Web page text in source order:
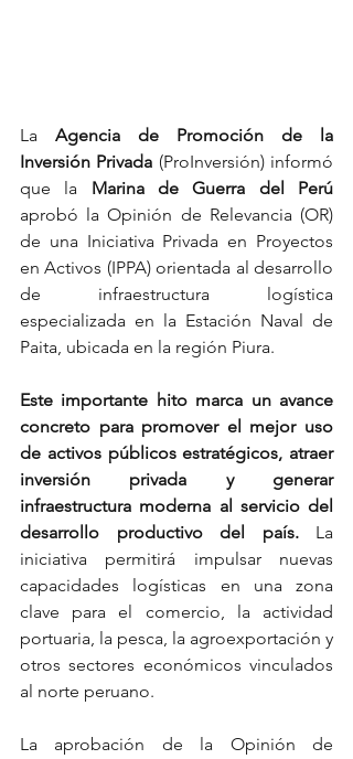
La Agencia de Promoción de la
Inversión Privada (ProInversión) informó
que la
aprobó la Opinión de Relevancia (OR)
de una Iniciativa Privada en Proyectos
en Activos (IPPA) orientada al desarrollo
de infraestructura logística
especializada en la Estación Naval de
Paita, ubicada en la región Piura.
Este importante hito marca un avance
concreto para promover el mejor uso
de activos públicos estratégicos, atraer
inversión privada y generar
infraestructura moderna al servicio del
desarrollo productivo del país. La
iniciativa permitirá impulsar nuevas
capacidades logísticas en una zona
clave para el comercio, la actividad
portuaria, la pesca, la agroexportación y
otros sectores económicos vinculados
al norte peruano.
La aprobación de la Opinión de